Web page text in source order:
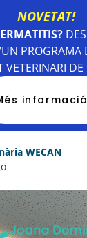
NOVETAT!
VETERINARI DE
informació
WECAN